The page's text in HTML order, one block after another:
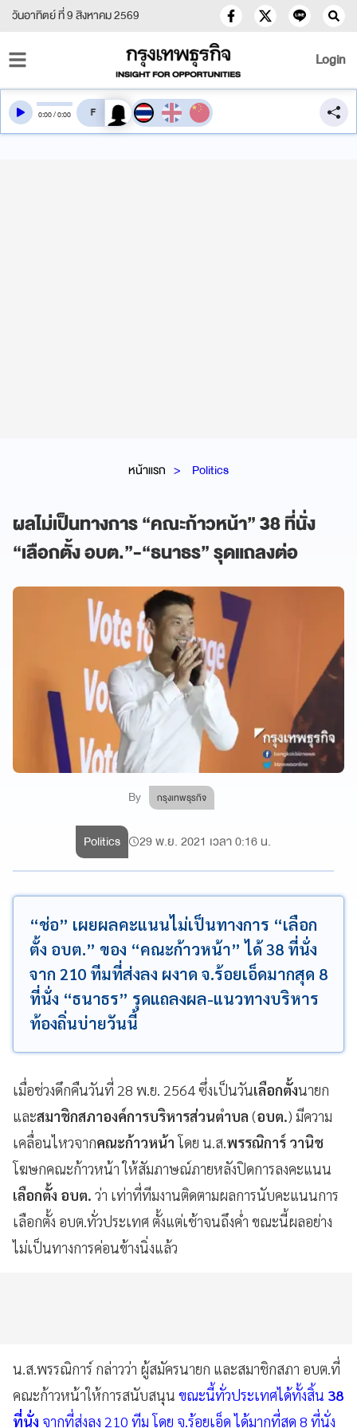
วันอาทิตย์ ที่ 9 สิงหาคม 2569
Login
หน้าแรก Politics
ผลไม่เป็นทางการ “คณะก้าวหน้า” 38 ที่นั่ง
“เลือกตั้ง อบต.”-“ธนาธร” รุดแถลงต่อ
By กรุงเทพธุรกิจ
0:00/0:00 สลับเสียงอ่าน
Politics 29 พ.ย. 2021 เวลา 0:16 น.
“ช่อ” เผยผลคะแนนไม่เป็นทางการ “เลือก
ตั้ง อบต.” ของ “คณะก้าวหน้า” ได้ 38 ที่นั่ง
จาก 210 ทีมที่ส่งลง ผงาด จ.ร้อยเอ็ดมากสุด 8
ที่นั่ง “ธนาธร” รุดแถลงผล-แนวทางบริหาร
ท้องถิ่นบ่ายวันนี้
เมื่อช่วงดึกคืนวันที่ 28 พ.ย. 2564 ซึ่งเป็นวันเลือกตั้งนายก
และสมาชิกสภาองค์การบริหารส่วนตำบล (อบต.) มีความ
เคลื่อนไหวจากคณะก้าวหน้าโดย น.ส.พรรณิการ์ วานิช
โฆษกคณะก้าวหน้า ให้สัมภาษณ์ภายหลังปิดการลงคะแนน
เลือกตั้ง อบต. ว่า เท่าที่ทีมงานติดตามผลการนับคะแนนการ
เลือกตั้ง อบต.ทั่วประเทศ ตั้งแต่เช้าจนถึงค่ำ ขณะนี้ผลอย่าง
ไม่เป็นทางการค่อนข้างนิ่งแล้ว
น.ส.พรรณิการ์ กล่าวว่า ผู้สมัครนายก และสมาชิกสภา อบต.ที่
คณะก้าวหน้าให้การสนับสนุน ขณะนี้ทั่วประเทศได้ทั้งสิ้น 38
ที่นั่ง จากที่ส่งลง 210 ทีม โดย จ.ร้อยเอ็ด ได้มากที่สุด 8 ที่นั่ง